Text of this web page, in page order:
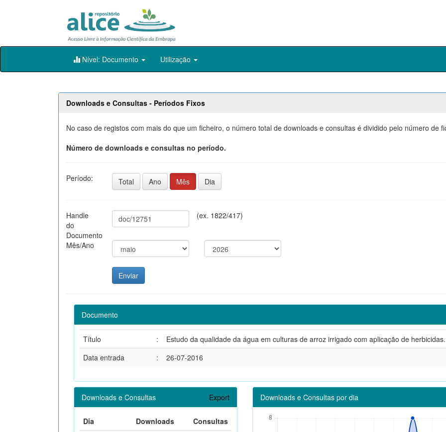
Skip
Nível: Documento Utilização
Downloads e Consultas - Períodos Fixos
No caso de registos com mais do que um ficheiro, o número total de downloads e consultas é dividido pelo número de
Número de downloads e consultas no período.
Período: Total Ano Mês Dia
Handle
do
Documento
(ex. 1822/417)
Mês/Ano
Documento
Título :
Estudo da qualidade da água em culturas de arroz irrigado com aplicação de herbicidas.
Data entrada
: 26-07-2016
Downloads e Consultas Export
Dia Downloads
Consultas
Downloads e Consultas por dia